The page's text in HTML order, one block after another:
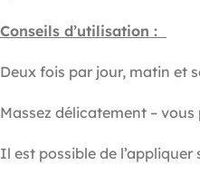
Conseils d’utilisation :
Deux fois par jour, matin et
Massez délicatement –
Il est possible de